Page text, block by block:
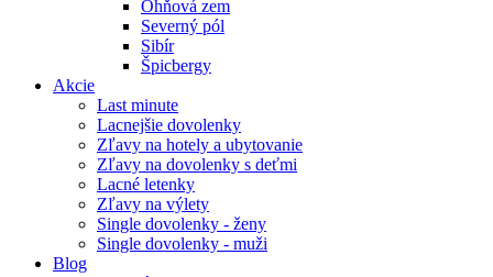
Ohňová zem
Severný pól
Sibír
Špicbergy
Akcie
Last minute
Lacnejšie dovolenky
Zľavy na hotely a ubytovanie
Zľavy na dovolenky s deťmi
Lacné letenky
Zľavy na výlety
Single dovolenky - ženy
Single dovolenky - muži
Blog